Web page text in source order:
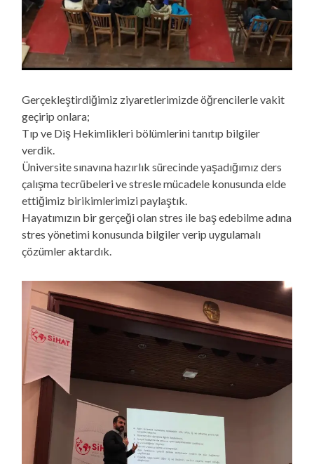
Gerçekleştirdiğimiz ziyaretlerimizde öğrencilerle vakit
geçirip onlara;
Tıp ve Diş Hekimlikleri bölümlerini tanıtıp bilgiler
verdik.
Üniversite sınavına hazırlık sürecinde yaşadığımız ders
çalışma tecrübeleri ve stresle mücadele konusunda elde
ettiğimiz birikimlerimizi paylaştık.
Hayatımızın bir gerçeği olan stres ile baş edebilme adına
stres yönetimi konusunda bilgiler verip uygulamalı
çözümler aktardık.